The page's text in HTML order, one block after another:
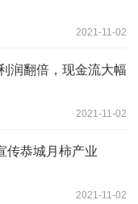
2021-11-02
润翻倍，现金流大幅
2021-11-02
传恭城月柿产业
2021-11-02